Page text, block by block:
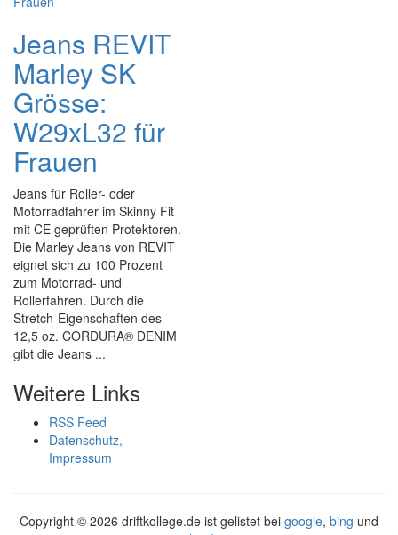
Jeans REVIT
Marley SK
Grösse:
W29xL32 für
Frauen
Jeans für Roller- oder
Motorradfahrer im Skinny Fit
mit CE geprüften Protektoren.
Die Marley Jeans von REVIT
eignet sich zu 100 Prozent
zum Motorrad- und
Rollerfahren. Durch die
Stretch-Eigenschaften des
12,5 oz. CORDURA® DENIM
gibt die Jeans ...
Weitere Links
RSS Feed
Datenschutz,
Impressum
Copyright © 2026 driftkollege.de ist gelistet bei google, bing und